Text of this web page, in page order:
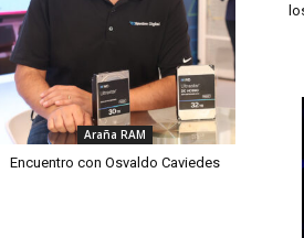
Araña RAM
Encuentro con Osvaldo Caviedes